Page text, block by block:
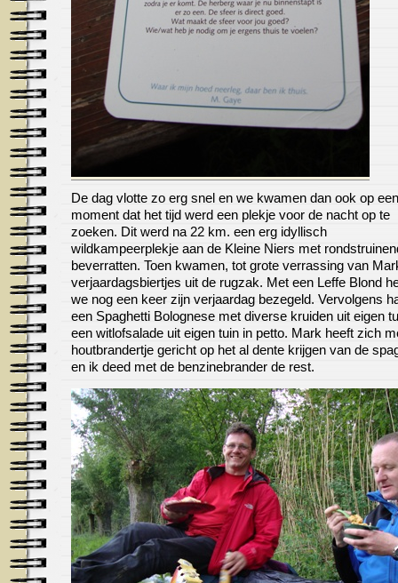
De dag vlotte zo erg snel en we kwamen dan ook op een
moment dat het tijd werd een plekje voor de nacht op te
zoeken. Dit werd na 22 km. een erg idyllisch
wildkampeerplekje aan de Kleine Niers met
beverratten. Toen kwamen, tot grote verrassing van
verjaardagsbiertjes uit de rugzak. Met een Leffe Blond
we nog een keer zijn verjaardag bezegeld. Vervolgens
een Spaghetti Bolognese met diverse kruiden uit eigen
een witlofsalade uit eigen tuin in petto. Mark heeft zich
houtbrandertje gericht op het al dente krijgen van de
en ik deed met de benzinebrander de rest.